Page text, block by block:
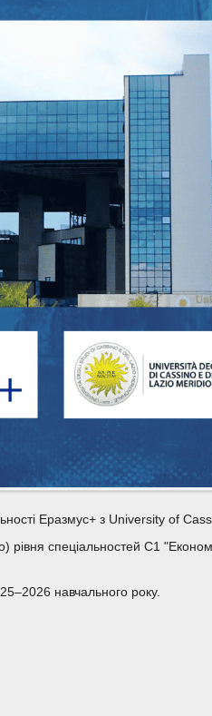
Еразмус+ з University of
рівня спеціальностей С1
навчального року.